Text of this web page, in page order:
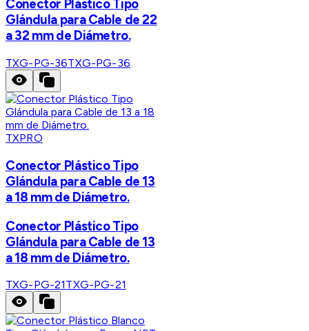
Conector Plástico Tipo
Glándula para Cable de 22
a 32 mm de Diámetro.
TXG-PG-36TXG-PG-36
TXPRO
Conector Plástico Tipo
Glándula para Cable de 13
a 18 mm de Diámetro.
Conector Plástico Tipo
Glándula para Cable de 13
a 18 mm de Diámetro.
TXG-PG-21TXG-PG-21